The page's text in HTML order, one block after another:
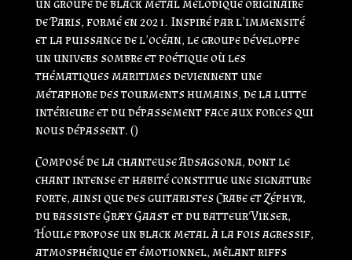
de Paris, formé en 2021. Inspiré par l’immensité
et la puissance de l’océan, le groupe développe
un univers sombre et poétique où les
thématiques maritimes deviennent une
métaphore des tourments humains, de la lutte
intérieure et du dépassement face aux forces qui
nous dépassent. ()
Composé de la chanteuse Adsagsona, dont le
chant intense et habité constitue une signature
forte, ainsi que des guitaristes Crabe et Zéphyr,
du bassiste Græy Gaast et du batteur Vikser,
Houle propose un black metal à la fois agressif,
atmosphérique et émotionnel, mêlant riffs